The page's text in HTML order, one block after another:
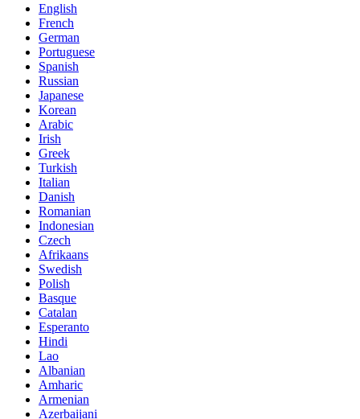
English
French
German
Portuguese
Spanish
Russian
Japanese
Korean
Arabic
Irish
Greek
Turkish
Italian
Danish
Romanian
Indonesian
Czech
Afrikaans
Swedish
Polish
Basque
Catalan
Esperanto
Hindi
Lao
Albanian
Amharic
Armenian
Azerbaijani